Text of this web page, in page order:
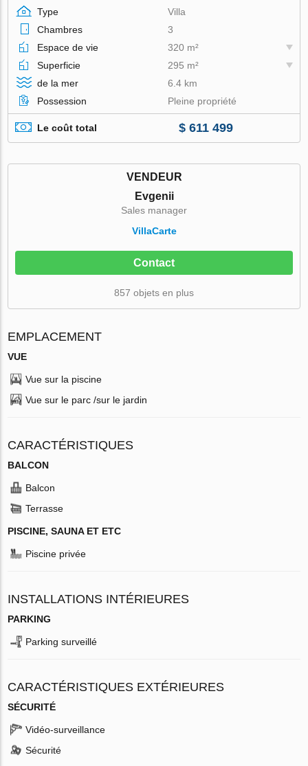
Type
Villa
Chambres
3
Espace de vie
320 m²
Superficie
295 m²
de la mer
6.4 km
Possession
Pleine propriété
Le coût total $ 611 499
VENDEUR
Evgenii
Sales manager
VillaСarte
Contact
857 objets en plus
EMPLACEMENT
VUE
Vue sur la piscine
Vue sur le parc /sur le jardin
CARACTÉRISTIQUES
BALCON
Balcon
Terrasse
PISCINE, SAUNA ET ETC
Piscine privée
INSTALLATIONS INTÉRIEURES
PARKING
Parking surveillé
CARACTÉRISTIQUES EXTÉRIEURES
SÉCURITÉ
Vidéo-surveillance
Sécurité